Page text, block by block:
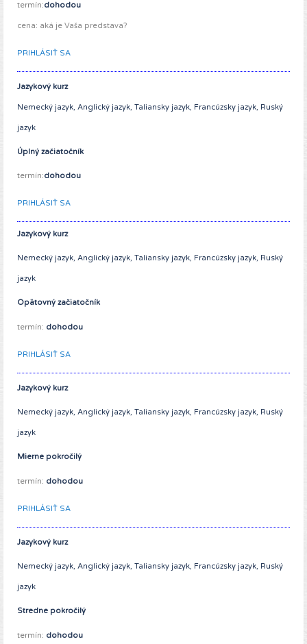
termín:dohodou
cena: aká je Vaša predstava?
PRIHLÁSIŤ SA
Jazykový kurz
Nemecký jazyk, Anglický jazyk, Taliansky jazyk, Francúzsky jazyk, Ruský
jazyk
Úplný začiatočník
termín:dohodou
PRIHLÁSIŤ SA
Jazykový kurz
Nemecký jazyk, Anglický jazyk, Taliansky jazyk, Francúzsky jazyk, Ruský
jazyk
Opätovný začiatočník
termín: dohodou
PRIHLÁSIŤ SA
Jazykový kurz
Nemecký jazyk, Anglický jazyk, Taliansky jazyk, Francúzsky jazyk, Ruský
jazyk
Mierne pokročilý
termín: dohodou
PRIHLÁSIŤ SA
Jazykový kurz
Nemecký jazyk, Anglický jazyk, Taliansky jazyk, Francúzsky jazyk, Ruský
jazyk
Stredne pokročilý
termín: dohodou